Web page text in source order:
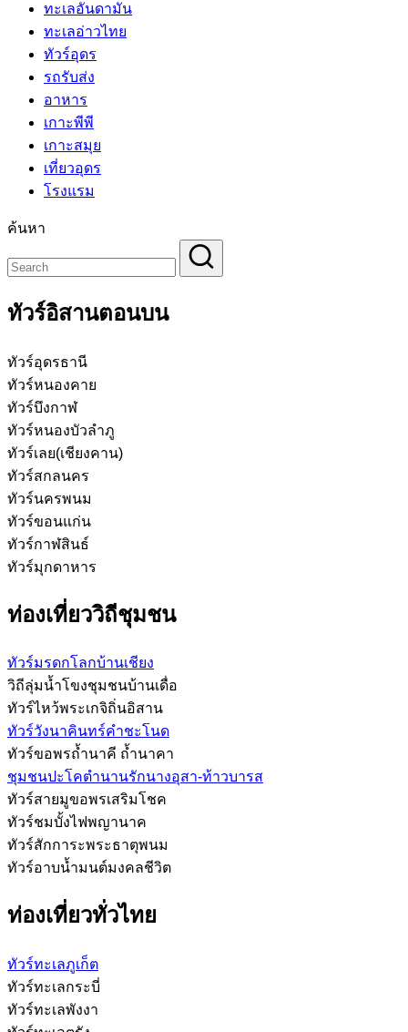
ทะเลอันดามัน
ทะเลอ่าวไทย
ทัวร์อุดร
รถรับส่ง
อาหาร
เกาะพีพี
เกาะสมุย
เที่ยวอุดร
โรงแรม
ค้นหา
ทัวร์อิสานตอนบน
ทัวร์อุดรธานี
ทัวร์หนองคาย
ทัวร์บึงกาฬ
ทัวร์หนองบัวลำภู
ทัวร์เลย(เชียงคาน)
ทัวร์สกลนคร
ทัวร์นครพนม
ทัวร์ขอนแก่น
ทัวร์กาฬสินธ์
ทัวร์มุกดาหาร
ท่องเที่ยววิถีชุมชน
ทัวร์มรดกโลกบ้านเชียง
วิถีลุ่มน้ำโขงชุมชนบ้านเดื่อ
ทัวร์ไหว้พระเกจิถิ่นอิสาน
ทัวร์วังนาคินทร์คำชะโนด
ทัวร์ขอพรถ้ำนาคี ถ้ำนาคา
ชุมชนปะโคตำนานรักนางอุสา-ท้าวบารส
ทัวร์สายมูขอพรเสริมโชค
ทัวร์ชมบั้งไฟพญานาค
ทัวร์สักการะพระธาตุพนม
ทัวร์อาบน้ำมนต์มงคลชีวิต
ท่องเที่ยวทั่วไทย
ทัวร์ทะเลภูเก็ต
ทัวร์ทะเลกระบี่
ทัวร์ทะเลพังงา